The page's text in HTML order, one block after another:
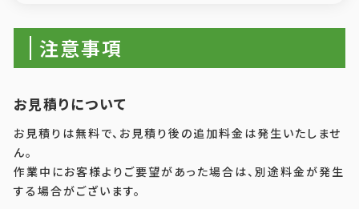
注意事項
お見積りについて
お見積りは無料で、お見積り後の追加料金は発生いたしませ
ん。
作業中にお客様よりご要望があった場合は、別途料金が発生
する場合がございます。